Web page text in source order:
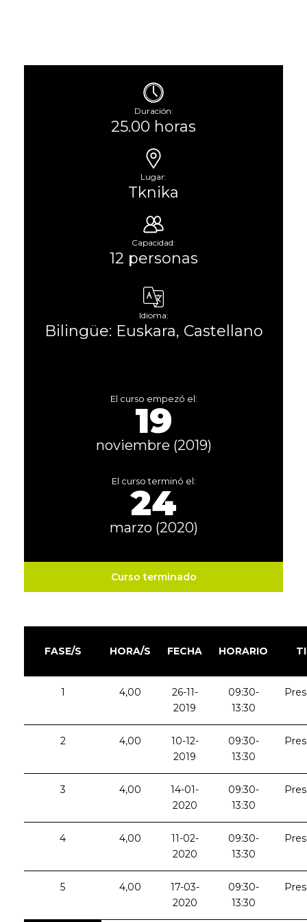
Duración:
25.00 horas
Lugar:
Tknika
Capacidad:
12 personas
Idioma:
Bilingüe: Euskara, Castellano
El curso empezó el:
19
noviembre (2019)
El curso terminó el:
24
marzo (2020)
Curso terminado
FASE/S HORA/S FECHA HORARIO
1 4,00
26-11-
2019
09:30-
13:30
2 4,00
10-12-
2019
09:30-
13:30
3 4,00
14-01-
2020
09:30-
13:30
4 4,00
11-02-
2020
09:30-
13:30
5 4,00
17-03-
2020
09:30-
13:30